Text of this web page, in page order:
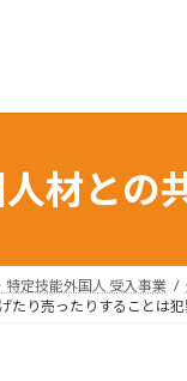
材との
定技能外国人 受入事業
たり売ったりすることは